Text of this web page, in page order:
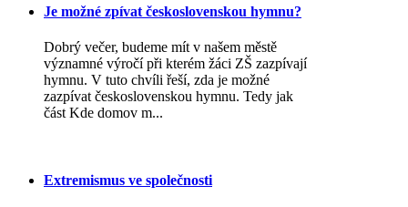
Je možné zpívat československou hymnu?
Dobrý večer, budeme mít v našem městě
významné výročí při kterém žáci ZŠ zazpívají
hymnu. V tuto chvíli řeší, zda je možné
zazpívat československou hymnu. Tedy jak
část Kde domov m...
Extremismus ve společnosti